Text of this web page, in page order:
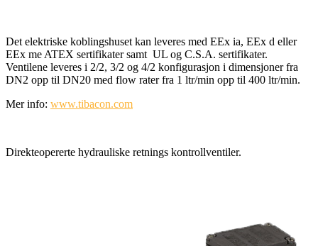
Det elektriske koblingshuset kan leveres med EEx ia, EEx d eller
EEx me ATEX sertifikater samt UL og C.S.A. sertifikater.
Ventilene leveres i 2/2, 3/2 og 4/2 konfigurasjon i dimensjoner fra
DN2 opp til DN20 med flow rater fra 1 ltr/min opp til 400 ltr/min.
Mer info: www.tibacon.com
Direkteopererte hydrauliske retnings kontrollventiler.